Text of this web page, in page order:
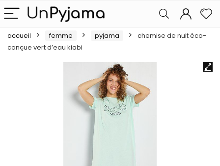
accueil femme pyjama
chemise de nuit éco-
conçue vert d’eau kiabi